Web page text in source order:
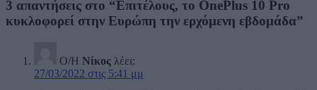
3 απαντήσεις στο “Επιτέλους, το OnePlus 10 Pro
κυκλοφορεί στην Ευρώπη την ερχόμενη εβδομάδα”
Ο/Η Νίκος λέει:
27/03/2022 στις 5:41 μμ